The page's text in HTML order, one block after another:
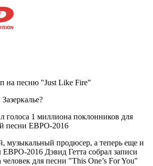
на песню "Just Like Fire"
голоса 1 миллиона поклонников для
песни ЕВРО-2016
музыкальный продюсер, а теперь еще и
2016 Дэвид Гетта собрал записи
для песни "This One’s For You"